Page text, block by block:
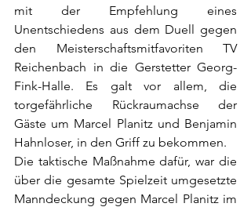
mit der Empfehlung eines
Unentschiedens aus dem Duell gegen
den Meisterschaftsmitfavoriten TV
Reichenbach in die Gerstetter Georg-
Fink-Halle. Es galt vor allem, die
torgefährliche Rückraumachse der
Gäste um Marcel Planitz und Benjamin
Hahnloser, in den Griff zu bekommen.
Die taktische Maßnahme dafür, war die
über die gesamte Spielzeit umgesetzte
Manndeckung gegen Marcel Planitz im